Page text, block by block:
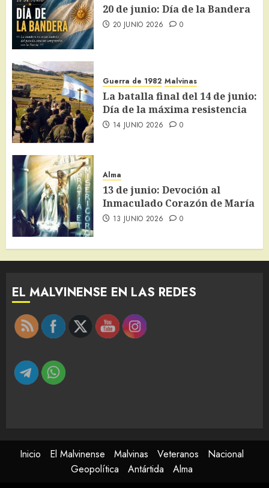
20 de junio: Día de la Bandera
20 JUNIO 2026 0
Guerra de 1982 Malvinas
La batalla final del 14 de junio:
Día de la máxima resistencia
14 JUNIO 2026 0
Alma
13 de junio: Devoción al
Inmaculado Corazón de María
13 JUNIO 2026 0
EL MALVINENSE EN LAS REDES
Inicio El Malvinense Malvinas Veteranos
Nacional
Geopolítica
Antártida
Alma